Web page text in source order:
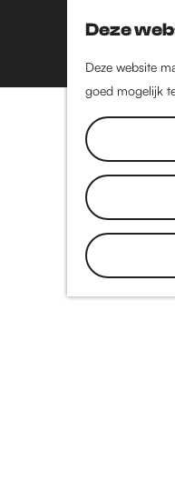
Deze
Deze website
goed mogelijk